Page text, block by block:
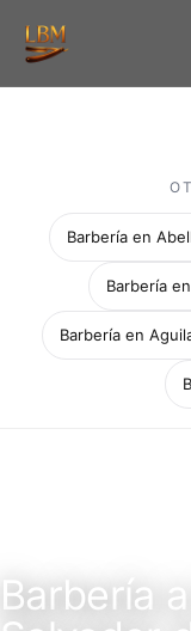
Barbería en
Barbería
Barbería en
Barbería